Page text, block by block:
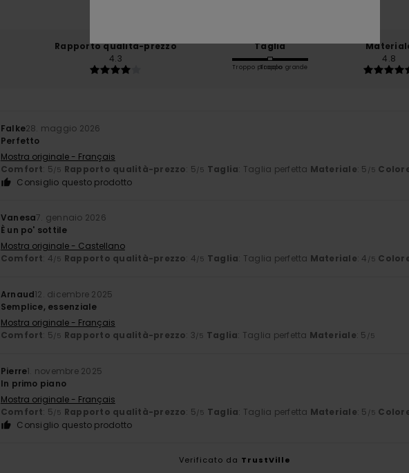
Rapporto qualità-prezzo
4.3
Taglia
Troppo piccoloTroppo grande
4.8
Falke28. maggio 2026
Perfetto
Mostra originale - Français
Comfort: 5/5 Rapporto qualità-prezzo: 5/5 Taglia: Taglia perfetta Materiale: 5 /5
Consiglio questo prodotto
Vanesa7. gennaio 2026
È un po' sottile
Mostra originale - Castellano
Comfort: 4/5 Rapporto qualità-prezzo: 4/5 Taglia: Taglia perfetta Materiale: 4 /5
Arnaud12. dicembre 2025
Semplice, essenziale
Mostra originale - Français
Comfort: 5/5 Rapporto qualità-prezzo: 3/5 Taglia: Taglia perfetta Materiale: 5 /5
Pierre1. novembre 2025
In primo piano
Mostra originale - Français
Comfort: 5/5 Rapporto qualità-prezzo: 5/5 Taglia: Taglia perfetta Materiale: 5 /5
Consiglio questo prodotto
Verificato da TrustVille